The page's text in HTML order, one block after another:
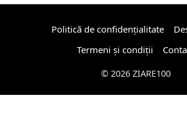
Politică de confidențialitate
Termeni și condiții
© 2026 ZIARE100